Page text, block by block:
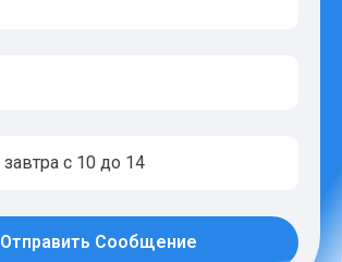
Отправить Сообщение